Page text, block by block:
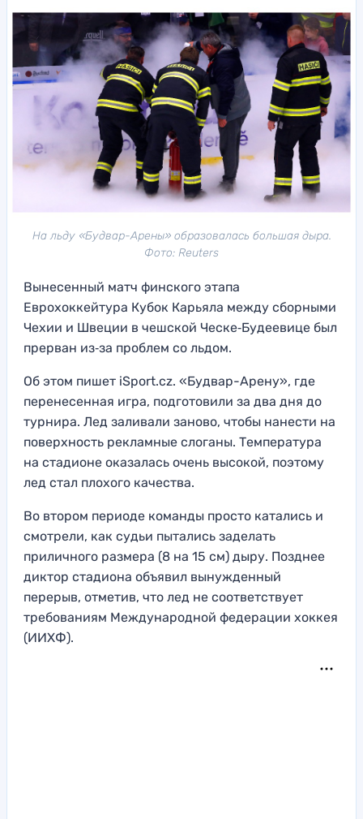
На льду «Будвар-Арены» образовалась большая дыра.
Фото: Reuters
Вынесенный матч финского этапа
Еврохоккейтура Кубок Карьяла между сборными
Чехии и Швеции в чешской Ческе‑Будеевице был
прерван из‑за проблем со льдом.
Об этом пишет iSport.cz. «Будвар-Арену», где
перенесенная игра, подготовили за два дня до
турнира. Лед заливали заново, чтобы нанести на
поверхность рекламные слоганы. Температура
на стадионе оказалась очень высокой, поэтому
лед стал плохого качества.
Во втором периоде команды просто катались и
смотрели, как судьи пытались заделать
приличного размера (8 на 15 см) дыру. Позднее
диктор стадиона объявил вынужденный
перерыв, отметив, что лед не соответствует
требованиям Международной федерации хоккея
(ИИХФ).